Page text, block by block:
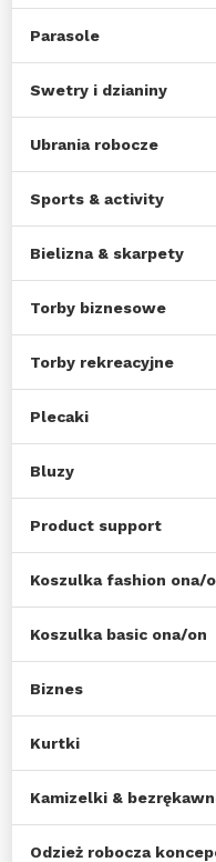
Parasole
Swetry i dzianiny
Ubrania robocze
Sports & activity
Bielizna & skarpety
Torby biznesowe
Torby rekreacyjne
Plecaki
Bluzy
Product support
Koszulka fashion ona/
Koszulka basic ona/on
Biznes
Kurtki
Kamizelki &
Odzież robocza